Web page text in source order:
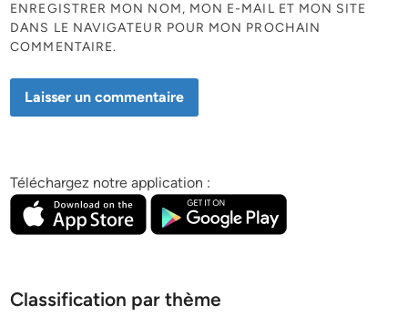
ENREGISTRER MON NOM, MON E-MAIL ET MON SITE
DANS LE NAVIGATEUR POUR MON PROCHAIN
COMMENTAIRE.
Téléchargez notre application :
Classification par thème